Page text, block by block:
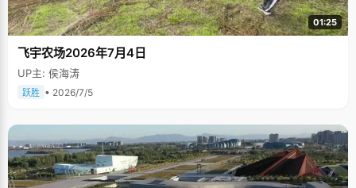
01:25
飞宇农场2026年7月4日
UP主: 侯海涛
跃胜 • 2026/7/5